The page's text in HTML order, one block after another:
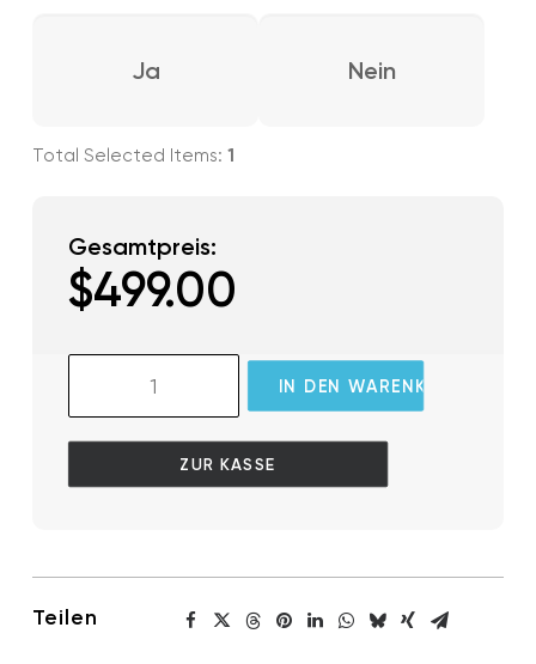
Ja Nein
Gesamtpreis:
$499.00
1
IN DEN WARENKORB
ZUR KASSE
Teilen